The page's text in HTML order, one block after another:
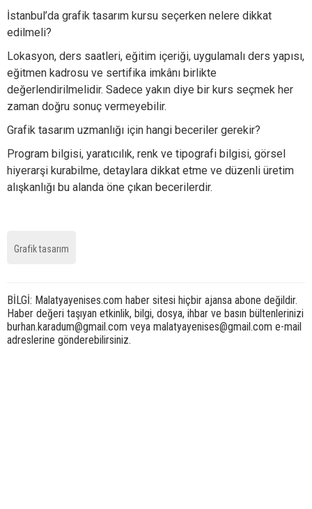
İstanbul’da grafik tasarım kursu seçerken nelere dikkat
edilmeli?
Lokasyon, ders saatleri, eğitim içeriği, uygulamalı ders yapısı,
eğitmen kadrosu ve sertifika imkânı birlikte
değerlendirilmelidir. Sadece yakın diye bir kurs seçmek her
zaman doğru sonuç vermeyebilir.
Grafik tasarım uzmanlığı için hangi beceriler gerekir?
Program bilgisi, yaratıcılık, renk ve tipografi bilgisi, görsel
hiyerarşi kurabilme, detaylara dikkat etme ve düzenli üretim
alışkanlığı bu alanda öne çıkan becerilerdir.
Grafik tasarım
BİLGİ: Malatyayenises.com haber sitesi hiçbir ajansa abone değildir.
Haber değeri taşıyan etkinlik, bilgi, dosya, ihbar ve basın bültenlerinizi
burhan.karadum@gmail.com veya malatyayenises@gmail.com e-mail
adreslerine gönderebilirsiniz.